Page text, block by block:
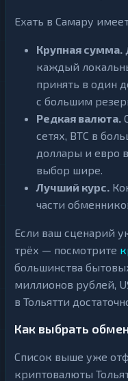
Ехать в Самару
Крупная сумма.
каждый
принять в один
с большим
Редкая валюта.
сетях, BTC в
доллары и евро
выбор шире.
Лучший курс.
части
Если ваш сценарий
трёх — посмотрите
большинства
миллионов рублей,
в Тольятти
Как выбрать
Список выше уже
криптовалюты